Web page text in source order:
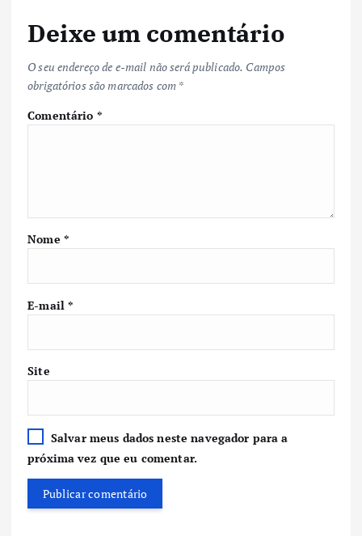
Deixe um comentário
O seu endereço de e-mail não será publicado. Campos
obrigatórios são marcados com *
Comentário *
Nome *
E-mail*
Site
Salvar meus dados neste navegador para a
próxima vez que eu comentar.